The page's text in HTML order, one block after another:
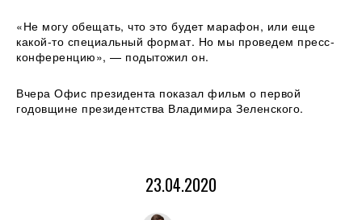
«Не могу обещать, что это будет марафон, или еще
какой-то специальный формат. Но мы проведем пресс-
конференцию», — подытожил он.
Вчера Офис президента показал фильм о первой
годовщине президентства Владимира Зеленского.
23.04.2020